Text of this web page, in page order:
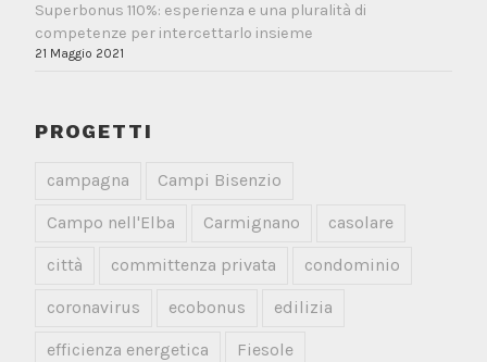
Superbonus 110%: esperienza e una pluralità di
competenze per intercettarlo insieme
21 Maggio 2021
PROGETTI
campagna Campi Bisenzio
Campo nell'Elba Carmignano casolare
città committenza privata condominio
coronavirus ecobonus edilizia
efficienza energetica Fiesole